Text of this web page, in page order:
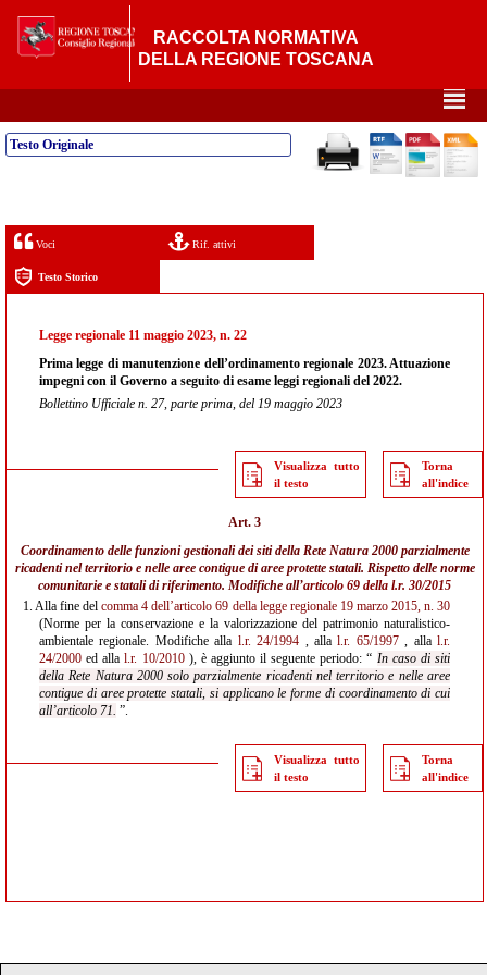
RACCOLTA NORMATIVA
DELLA REGIONE TOSCANA
²
Testo Originale
Voci Rif. attivi
Testo Storico
Legge regionale 11 maggio 2023, n. 22
Prima legge di manutenzione dell’ordinamento regionale 2023. Attuazione
impegni con il Governo a seguito di esame leggi regionali del 2022.
Bollettino Ufficiale n. 27, parte prima, del 19 maggio 2023
Visualizza tutto
il testo
Torna
all'indice
Art. 3
Coordinamento delle funzioni gestionali dei siti della Rete Natura 2000 parzialmente
ricadenti nel territorio e nelle aree contigue di aree protette statali. Rispetto delle norme
comunitarie e statali di riferimento. Modifiche all’articolo 69 della l.r. 30/2015
1. Alla fine delcomma 4 dell’articolo 69 della legge regionale 19 marzo 2015, n. 30
(Norme per la conservazione e la valorizzazione del patrimonio naturalistico-
ambientale regionale. Modifiche alla l.r. 24/1994 , allal.r. 65/1997, allal.r.
24/2000 ed allal.r. 10/2010), è aggiunto il seguente periodo: “ In caso di siti
della Rete Natura 2000 solo parzialmente ricadenti nel territorio e nelle aree
contigue di aree protette statali, si applicano le forme di coordinamento di cui
all’articolo 71. ”.
Visualizza tutto
il testo
Torna
all'indice